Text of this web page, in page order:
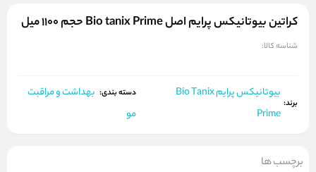
کراتین بیوتانیکس پرایم اصل Bio tanix Prime حجم ۱۱۰۰ میل
شناسه کالا:
برند:
بیوتانیکس پرایم Bio Tanix
Prime
دسته بندی: بهداشت و مراقبت
مو
برچسب ها